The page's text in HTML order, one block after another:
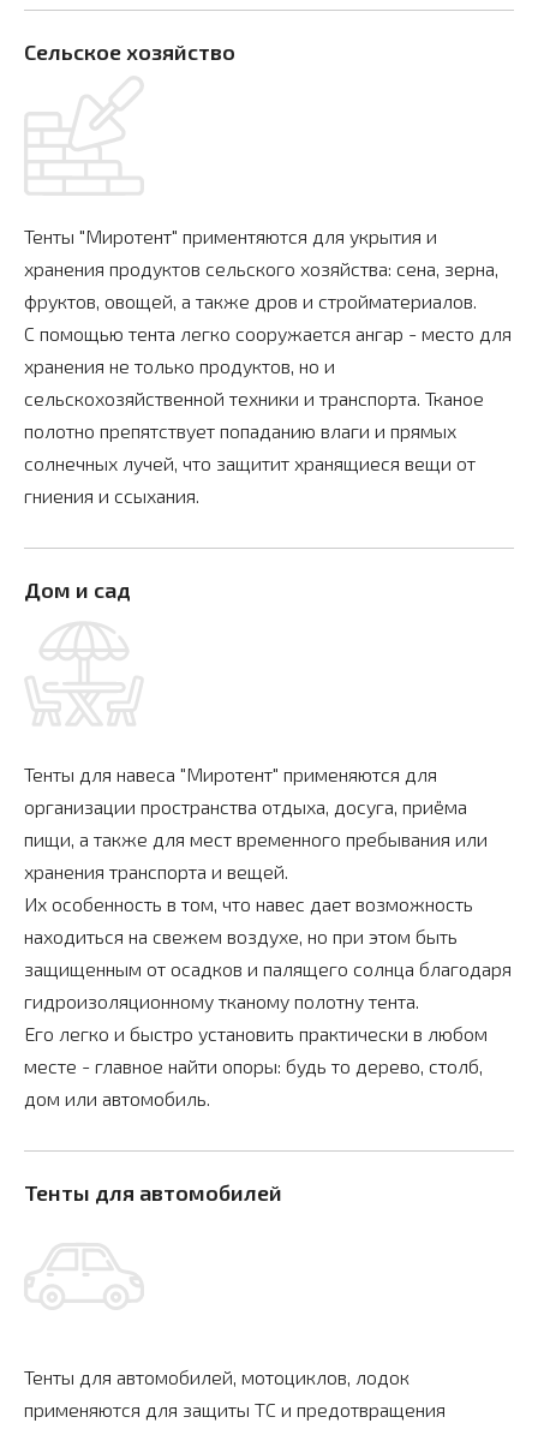
Сельское хозяйство
Тенты "Миротент" приментяются для укрытия и
хранения продуктов сельского хозяйства: сена, зерна,
фруктов, овощей, а также дров и стройматериалов.
С помощью тента легко сооружается ангар - место для
хранения не только продуктов, но и
сельскохозяйственной техники и транспорта. Тканое
полотно препятствует попаданию влаги и прямых
солнечных лучей, что защитит хранящиеся вещи от
гниения и ссыхания.
Дом и сад
Тенты для навеса "Миротент" применяются для
организации пространства отдыха, досуга, приёма
пищи, а также для мест временного пребывания или
хранения транспорта и вещей.
Их особенность в том, что навес дает возможность
находиться на свежем воздухе, но при этом быть
защищенным от осадков и палящего солнца благодаря
гидроизоляционному тканому полотну тента.
Его легко и быстро установить практически в любом
месте - главное найти опоры: будь то дерево, столб,
дом или автомобиль.
Тенты для автомобилей
Тенты для автомобилей, мотоциклов, лодок
применяются для защиты ТС и предотвращения